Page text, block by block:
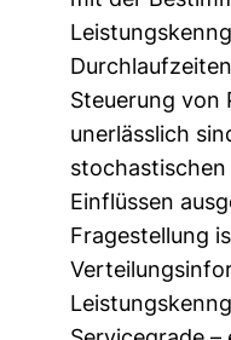
Steuerung von
unerlässlich
Einflüssen
Fragestellung